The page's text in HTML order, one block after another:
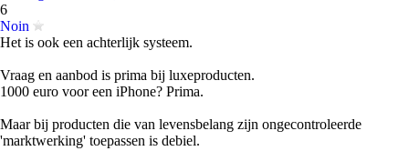
6
Noin
Het is ook een achterlijk systeem.
Vraag en aanbod is prima bij luxeproducten.
1000 euro voor een iPhone? Prima.
Maar bij producten die van levensbelang zijn ongecontroleerde
'marktwerking' toepassen is debiel.